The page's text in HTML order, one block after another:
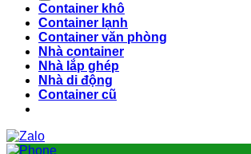
Container khô
Container lạnh
Container văn phòng
Nhà container
Nhà lắp ghép
Nhà di động
Container cũ